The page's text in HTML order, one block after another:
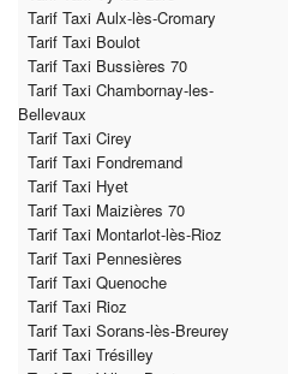
Tarif Taxi Aulx-lès-Cromary
Tarif Taxi Boulot
Tarif Taxi Bussières 70
Tarif Taxi Chambornay-les-
Bellevaux
Tarif Taxi Cirey
Tarif Taxi Fondremand
Tarif Taxi Hyet
Tarif Taxi Maizières 70
Tarif Taxi Montarlot-lès-Rioz
Tarif Taxi Pennesières
Tarif Taxi Quenoche
Tarif Taxi Rioz
Tarif Taxi Sorans-lès-Breurey
Tarif Taxi Trésilley